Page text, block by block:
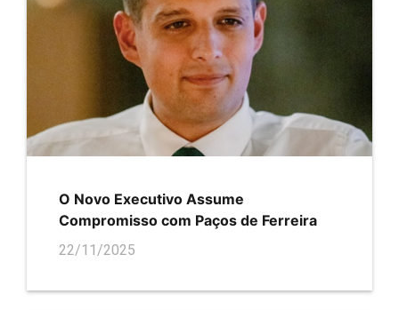
O Novo Executivo Assume
Compromisso com Paços de Ferreira
22/11/2025